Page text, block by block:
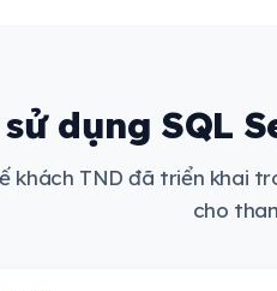
dụng SQL
khách TND đã triển khai
cho